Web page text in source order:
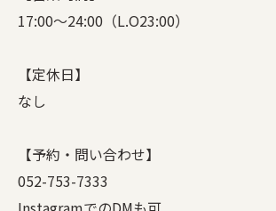
17:00〜24:00（L.O23:00）
【定休日】
なし
【予約・問い合わせ】
052-753-7333